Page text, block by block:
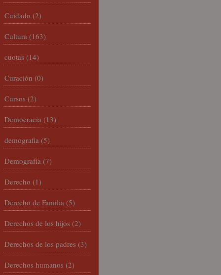
Cuidado (2)
Cultura (163)
cuotas (14)
Curación (0)
Cursos (2)
Democracia (13)
demografia (5)
Demografía (7)
Derecho (1)
Derecho de Familia (5)
Derechos de los hijos (2)
Derechos de los padres (3)
Derechos humanos (2)